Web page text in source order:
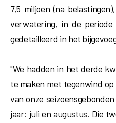
7,5 miljoen (na
verwatering, in de
gedetailleerd in het
"We hadden in het derde
te maken met tegenwind
van onze
jaar: juli en augustus. Die